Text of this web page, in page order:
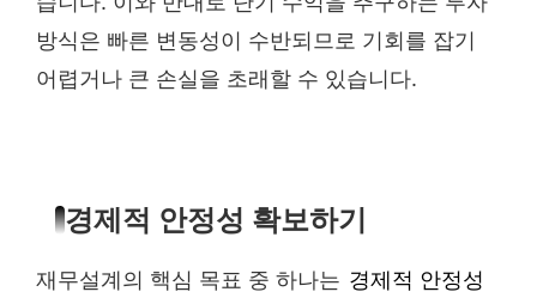
방식은 빠른 변동성이 수반되므로 기회를 잡기
어렵거나 큰 손실을 초래할 수 있습니다.
경제적 안정성 확보하기
재무설계의 핵심 목표 중 하나는 경제적 안정성